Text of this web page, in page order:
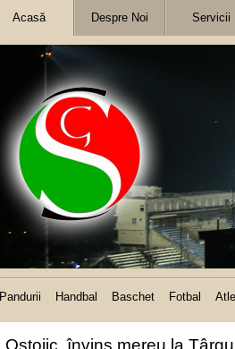
Acasă Despre Noi Servicii
Pandurii Handbal Baschet Fotbal
Ostojic, învins mereu la